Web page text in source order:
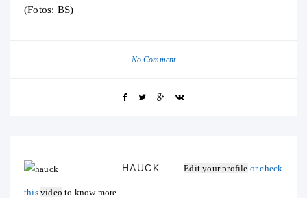
(Fotos: BS)
No Comment
HAUCK Edit your profile or check
this video to know more